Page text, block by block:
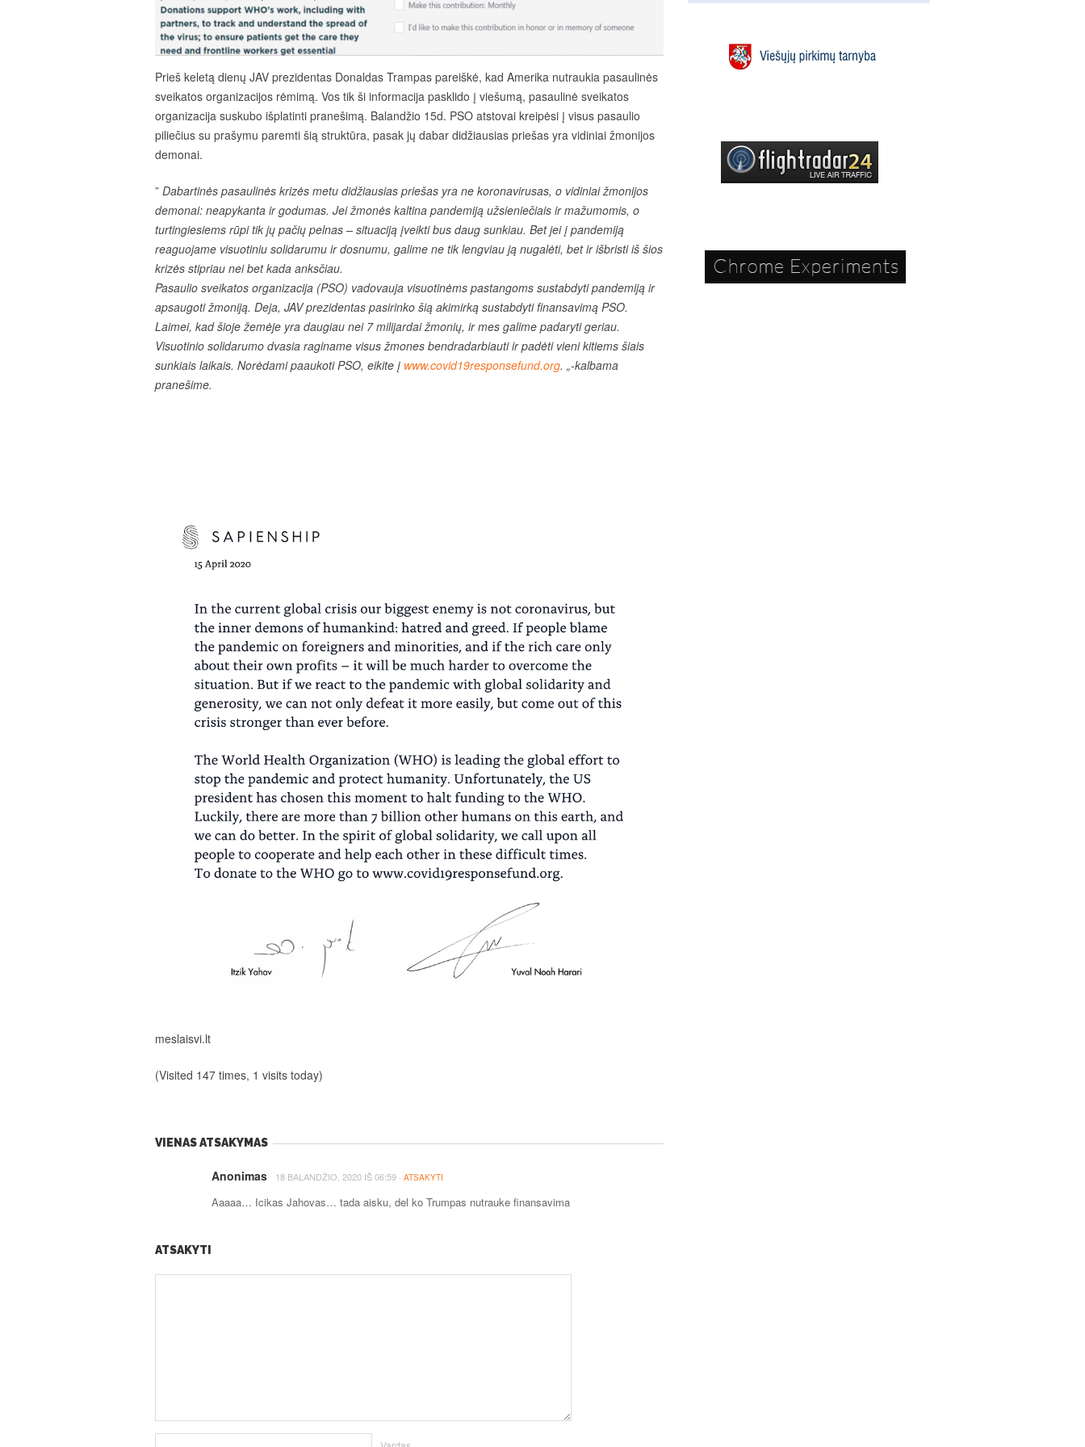
Prieš keletą dienų JAV prezidentas Donaldas Trampas pareiškė, kad Amerika nutraukia pasaulinės
sveikatos organizacijos rėmimą. Vos tik ši informacija pasklido į viešumą, pasaulinė sveikatos
organizacija suskubo išplatinti pranešimą. Balandžio 15d. PSO atstovai kreipėsi į visus pasaulio
piliečius su prašymu paremti šią struktūra, pasak jų dabar didžiausias priešas yra vidiniai žmonijos
demonai.
” Dabartinės pasaulinės krizės metu didžiausias priešas yra ne koronavirusas, o vidiniai žmonijos
demonai: neapykanta ir godumas. Jei žmonės kaltina pandemiją užsieniečiais ir mažumomis, o
turtingiesiems rūpi tik jų pačių pelnas – situaciją įveikti bus daug sunkiau. Bet jei į pandemiją
reaguojame visuotiniu solidarumu ir dosnumu, galime ne tik lengviau ją nugalėti, bet ir išbristi iš šios
krizės stipriau nei bet kada anksčiau.
Pasaulio sveikatos organizacija (PSO) vadovauja visuotinėms pastangoms sustabdyti pandemiją ir
apsaugoti žmoniją. Deja, JAV prezidentas pasirinko šią akimirką sustabdyti finansavimą PSO.
Laimei, kad šioje žemėje yra daugiau nei 7 milijardai žmonių, ir mes galime padaryti geriau.
Visuotinio solidarumo dvasia raginame visus žmones bendradarbiauti ir padėti vieni kitiems šiais
sunkiais laikais. Norėdami paaukoti PSO, eikite į www.covid19responsefund.org. „-kalbama
pranešime.
meslaisvi.lt
(Visited 147 times, 1 visits today)
VIENAS ATSAKYMAS
Anonimas 18 BALANDŽIO, 2020 IŠ06:59 · ATSAKYTI
Aaaaa… Icikas Jahovas… tada aisku, del ko Trumpas nutrauke finansavima
ATSAKYTI